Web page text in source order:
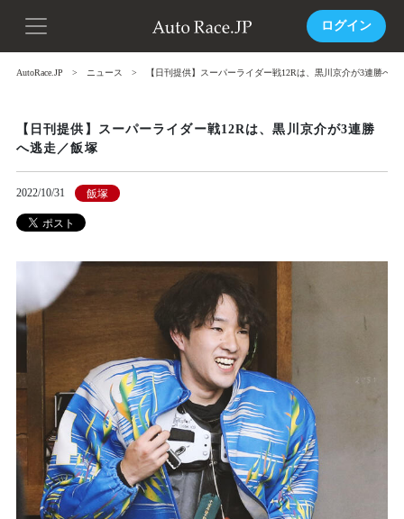
ログイン
AutoRace.JP ニュース 【日刊提供】スーパーライダー戦12Rは、黒川京介が3連勝へ逃
【日刊提供】スーパーライダー戦12Rは、黒川京介が3連勝
へ逃走／飯塚
2022/10/31 飯塚